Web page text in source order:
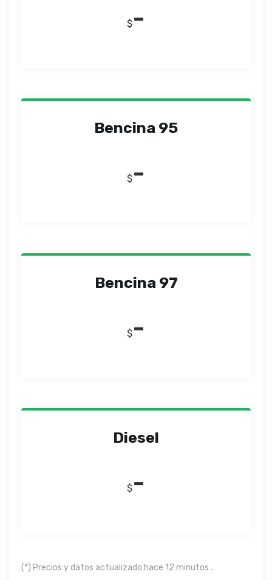
$-
Bencina 95
$-
Bencina 97
$-
Diesel
$-
(*) Precios y datos actualizado hace 12 minutos .